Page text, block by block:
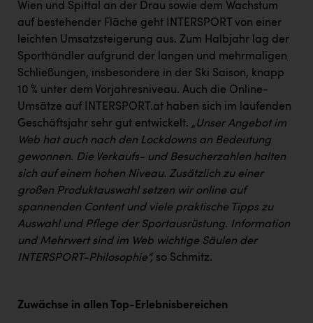
Wien und Spittal an der Drau sowie dem Wachstum
auf bestehender Fläche geht INTERSPORT von einer
leichten Umsatzsteigerung aus. Zum Halbjahr lag der
Sporthändler aufgrund der langen und mehrmaligen
Schließungen, insbesondere in der Ski Saison, knapp
10 % unter dem Vorjahresniveau. Auch die Online-
Umsätze auf INTERSPORT.at haben sich im laufenden
Geschäftsjahr sehr gut entwickelt. „Unser Angebot im
Web hat auch nach den Lockdowns an Bedeutung
gewonnen. Die Verkaufs- und Besucherzahlen halten
sich auf einem hohen Niveau. Zusätzlich zu einer
großen Produktauswahl setzen wir online auf
spannenden Content und viele praktische Tipps zu
Auswahl und Pflege der Sportausrüstung. Information
und Mehrwert sind im Web wichtige Säulen der
INTERSPORT-Philosophie“, so Schmitz.
Zuwächse in allen Top-Erlebnisbereichen